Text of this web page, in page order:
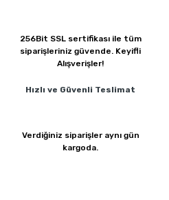
256Bit SSL sertifikası ile tüm
siparişleriniz güvende. Keyifli
Alışverişler!
Hızlı ve Güvenli Teslimat
Verdiğiniz siparişler aynı gün
kargoda.